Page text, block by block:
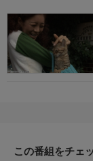
この番組をチェ